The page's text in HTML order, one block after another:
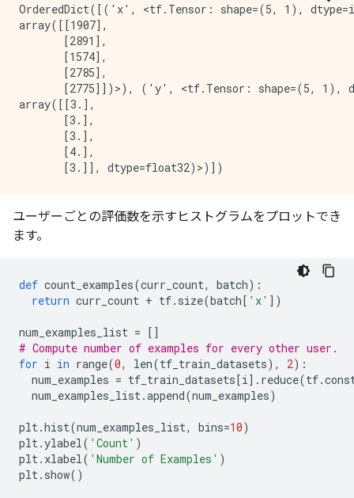
OrderedDict([('x', <tf.Tensor: shape=(5, 1),
array([[1907],
       [2891],
       [1574],
       [2785],
[2775]])>), ('y', <tf.Tensor: shape=(5, 1),
array([[3.],
       [3.],
       [3.],
       [4.],
ユーザーごとの評価数を示すヒストグラムをプロットでき
ます。
def count_examples(curr_count, batch):
return curr_count + tf. size(batch[ 'x' ])
num_examples_list = []
# Compute number of examples for every other user.
for i in range(0, len(tf_train_datasets), 2):
num_examples = tf_train_datasets[i ]. reduce(tf.
num_examples_list .append(num_examples)
plt .hist(num_examples_list, bins=10)
plt .ylabel ( 'Count' )
plt . xlabel ( 'Number of Examples' )
plt . show()